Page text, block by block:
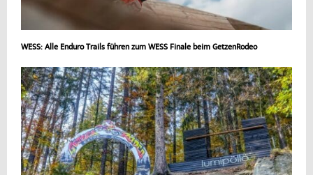
WESS: Alle Enduro Trails führen zum WESS Finale beim GetzenRodeo